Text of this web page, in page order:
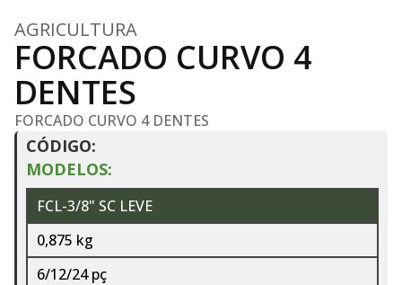
AGRICULTURA
FORCADO CURVO 4
DENTES
FORCADO CURVO 4 DENTES
CÓDIGO:
MODELOS:
FCL-3/8" SC LEVE
0,875 kg
6/12/24 pç